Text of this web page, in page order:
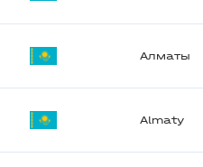
Алматы
Almaty